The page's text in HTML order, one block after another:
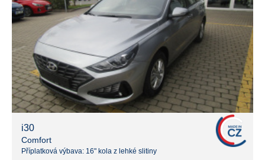
i30
Comfort
Příplatková výbava: 16" kola z lehké slitiny